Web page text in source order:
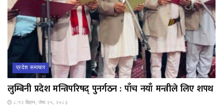
प्रदेश समाचार
लुम्बिनी प्रदेश मन्त्रिपरिषद् पुनर्गठन : पाँच नयाँ मन्त्रीले लिए शपथ
८:१२ बिहान, जेष्ठ २५, २०८३